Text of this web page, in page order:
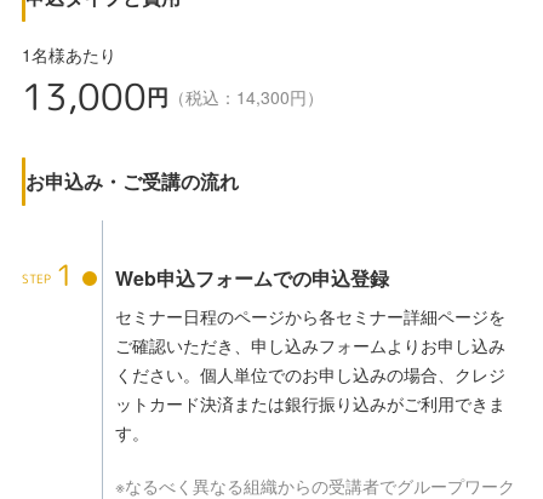
1名様あたり
13,000円 （税込：14,300円）
お申込み・ご受講の流れ
1 Web申込フォームでの申込登録
セミナー日程のページから各セミナー詳細ページを
ご確認いただき、申し込みフォームよりお申し込み
ください。個人単位でのお申し込みの場合、クレジ
ットカード決済または銀行振り込みがご利用できま
す。
※なるべく異なる組織からの受講者でグループワーク